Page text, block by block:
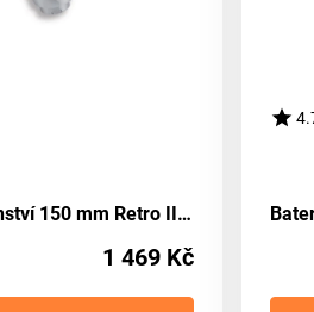
Vanová baterie bez příslušenství 150 mm Retro II chrom NOVASERVIS 99120/1,0
1 469 Kč